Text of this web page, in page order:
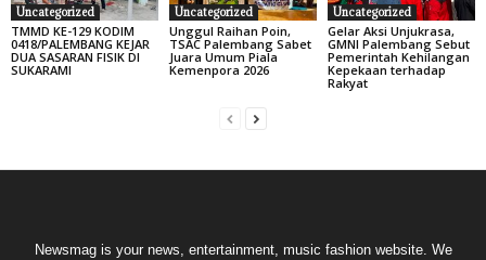
Uncategorized
TMMD KE-129 KODIM
0418/PALEMBANG KEJAR
DUA SASARAN FISIK DI
SUKARAMI
Uncategorized
Unggul Raihan Poin,
TSAC Palembang Sabet
Juara Umum Piala
Kemenpora 2026
Uncategorized
Gelar Aksi Unjukrasa,
GMNI Palembang Sebut
Pemerintah Kehilangan
Kepekaan terhadap
Rakyat
Newsmag is your news, entertainment, music fashion website. We